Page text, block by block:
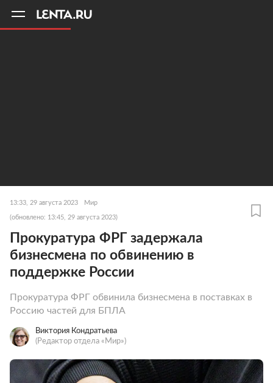
13:33, 29 августа 2023 Мир
(обновлено: 13:45, 29 августа 2023)
Прокуратура ФРГ задержала
бизнесмена по обвинению в
поддержке России
Прокуратура ФРГ обвинила бизнесмена в поставках в
Россию частей для БПЛА
Виктория Кондратьева
(Редактор отдела «Мир»)